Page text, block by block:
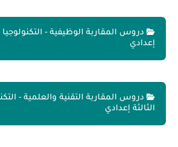
دروس المقاربة الوظيفية - التكنولوجيا
إعدادي
دروس المقاربة التقنية والعلمية -
الثالثة إعدادي